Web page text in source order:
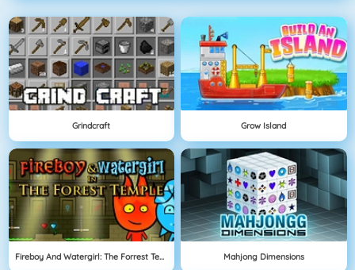
Grindcraft Grow Island
Fireboy And Watergirl: The Forrest Temple Mahjong Dimensions